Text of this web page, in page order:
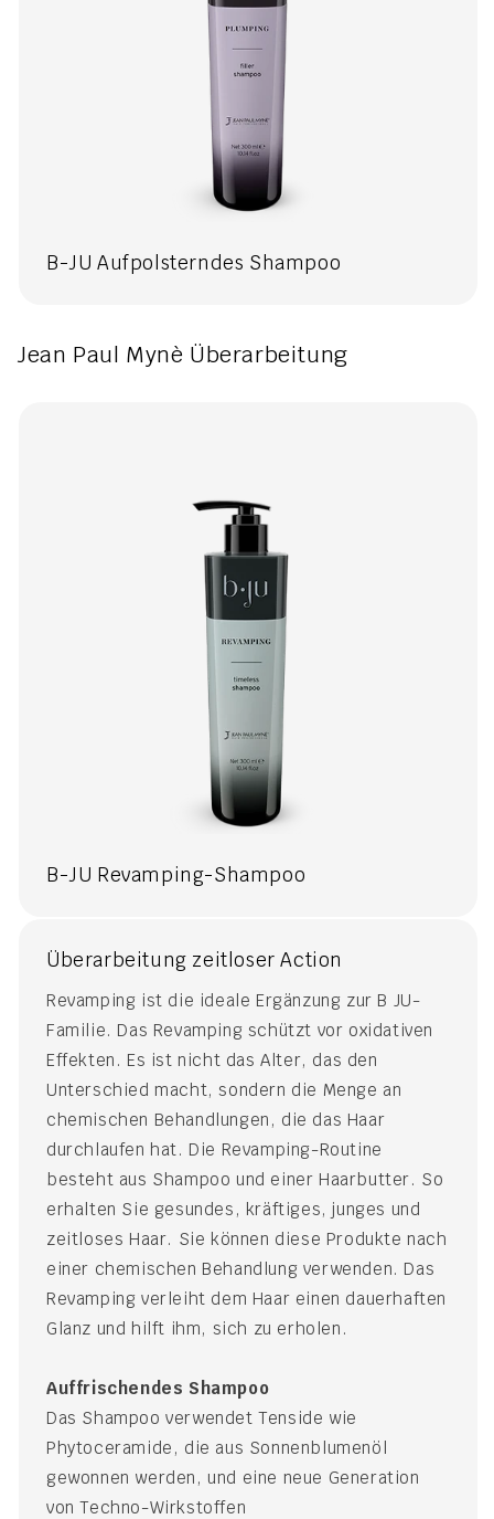
B-JU Aufpolsterndes Shampoo
Jean Paul Mynè Überarbeitung
B-JU Revamping-Shampoo
Überarbeitung zeitloser Action
Revamping ist die ideale Ergänzung zur B JU-
Familie. Das Revamping schützt vor oxidativen
Effekten. Es ist nicht das Alter, das den
Unterschied macht, sondern die Menge an
chemischen Behandlungen, die das Haar
durchlaufen hat. Die Revamping-Routine
besteht aus Shampoo und einer Haarbutter. So
erhalten Sie gesundes, kräftiges, junges und
zeitloses Haar. Sie können diese Produkte nach
einer chemischen Behandlung verwenden. Das
Revamping verleiht dem Haar einen dauerhaften
Glanz und hilft ihm, sich zu erholen.
Auffrischendes Shampoo
Das Shampoo verwendet Tenside wie
Phytoceramide, die aus Sonnenblumenöl
gewonnen werden, und eine neue Generation
von Techno-Wirkstoffen